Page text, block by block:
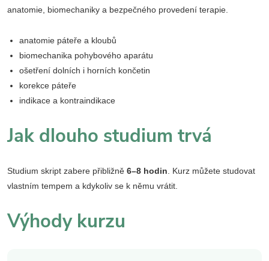
anatomie, biomechaniky a bezpečného provedení terapie.
anatomie páteře a kloubů
biomechanika pohybového aparátu
ošetření dolních i horních končetin
korekce páteře
indikace a kontraindikace
Jak dlouho studium trvá
Studium skript zabere přibližně 6–8 hodin . Kurz můžete studovat
vlastním tempem a kdykoliv se k němu vrátit.
Výhody kurzu